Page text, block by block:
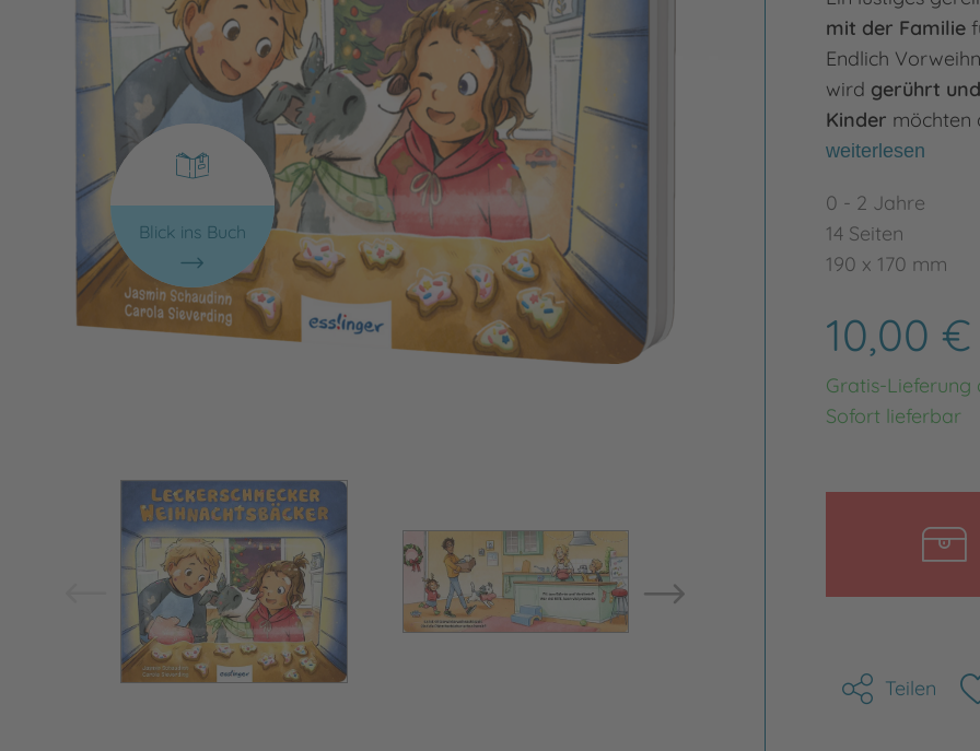
Blick ins Buch
Bild vergrößern
Bild
mit der Familie
Endlich
wird gerührt
Kinder möchten
weiterlesen
0 - 2 Jahre
14 Seiten
190 x 170 mm
10,00
Gratis-Lieferung
Sofort lieferbar
Teilen